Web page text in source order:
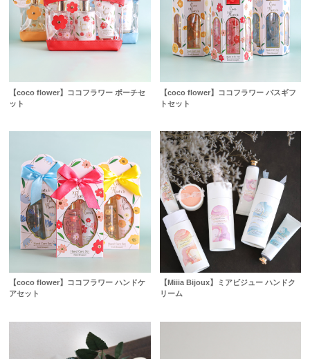
【coco flower】ココフラワー ポーチセ
ット
【coco flower】ココフラワー バスギフ
トセット
【coco flower】ココフラワー ハンドケ
アセット
【Miiia Bijoux】ミアビジュー ハンドク
リーム